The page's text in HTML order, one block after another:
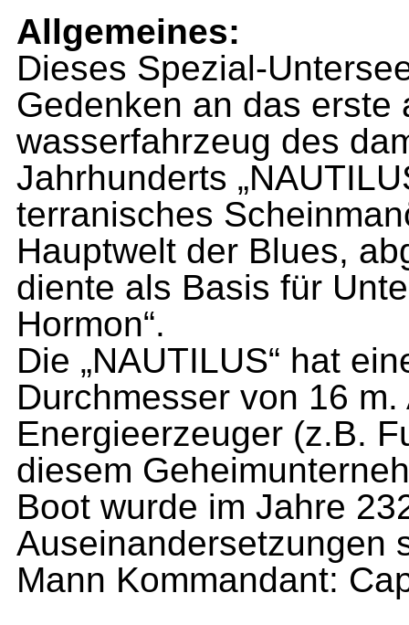
Allgemeines:
Dieses Spezial-
Gedenken an das
wasserfahrzeug des
Jahrhunderts
terranisches
Hauptwelt der Blues,
diente als Basis für
Hormon“.
Die „NAUTILUS“ hat
Durchmesser von 16
Energieerzeuger (z.B.
diesem
Boot wurde im Jahre
Auseinandersetzungen
Mann Kommandant: